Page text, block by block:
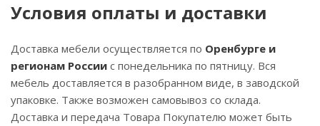
Условия оплаты и доставки
Доставка мебели осуществляется по Оренбурге и
регионам России с понедельника по пятницу. Вся
мебель доставляется в разобранном виде, в заводской
упаковке. Также возможен самовывоз со склада.
Доставка и передача Товара Покупателю может быть